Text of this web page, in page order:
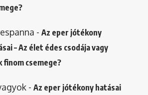
- Az eper jótékony
– Az élet édes csodája vagy
finom csemege?
- Az eper jótékony hatásai